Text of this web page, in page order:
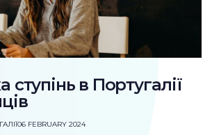
ступінь в Португалії
06 FEBRUARY 2024